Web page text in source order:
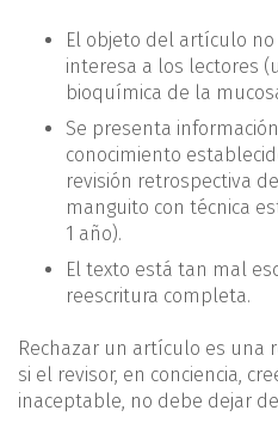
El objeto del artículo
interesa a los lectores
bioquímica de la
Se presenta
conocimiento
revisión retrospectiva
manguito con técnica
1 año).
El texto está tan mal
reescritura completa.
Rechazar un artículo es una
si el revisor, en conciencia,
inaceptable, no debe dejar